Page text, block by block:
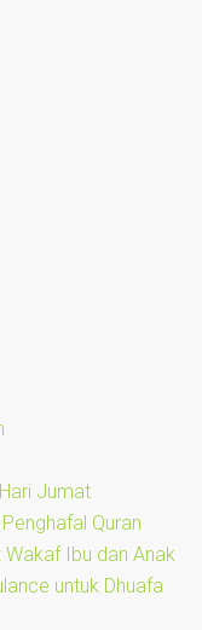
Jumat
Quran
Wakaf Ibu dan Anak
untuk Dhuafa